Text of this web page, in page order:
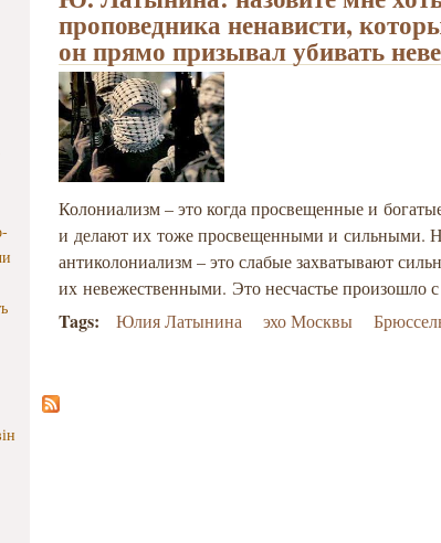
проповедника ненависти,
он прямо призывал убивать
Колониализм – это когда просвещенные и
и делают их тоже просвещенными и сильными.
антиколониализм – это слабые захватывают
их невежественными. Это несчастье произошло
Tags: Юлия Латынина эхо Москвы